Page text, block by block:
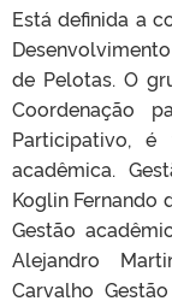
Está definida a
de Pelotas. O
Coordenação
Participativo,
acadêmica.
Koglin Fernando
Gestão
Alejandro
Carvalho